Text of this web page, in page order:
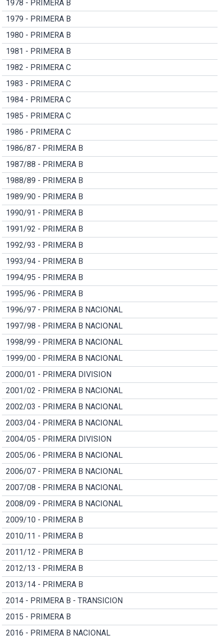
1978 - PRIMERA B
1979 - PRIMERA B
1980 - PRIMERA B
1981 - PRIMERA B
1982 - PRIMERA C
1983 - PRIMERA C
1984 - PRIMERA C
1985 - PRIMERA C
1986 - PRIMERA C
1986/87 - PRIMERA B
1987/88 - PRIMERA B
1988/89 - PRIMERA B
1989/90 - PRIMERA B
1990/91 - PRIMERA B
1991/92 - PRIMERA B
1992/93 - PRIMERA B
1993/94 - PRIMERA B
1994/95 - PRIMERA B
1995/96 - PRIMERA B
1996/97 - PRIMERA B NACIONAL
1997/98 - PRIMERA B NACIONAL
1998/99 - PRIMERA B NACIONAL
1999/00 - PRIMERA B NACIONAL
2000/01 - PRIMERA DIVISION
2001/02 - PRIMERA B NACIONAL
2002/03 - PRIMERA B NACIONAL
2003/04 - PRIMERA B NACIONAL
2004/05 - PRIMERA DIVISION
2005/06 - PRIMERA B NACIONAL
2006/07 - PRIMERA B NACIONAL
2007/08 - PRIMERA B NACIONAL
2008/09 - PRIMERA B NACIONAL
2009/10 - PRIMERA B
2010/11 - PRIMERA B
2011/12 - PRIMERA B
2012/13 - PRIMERA B
2013/14 - PRIMERA B
2014 - PRIMERA B - TRANSICION
2015 - PRIMERA B
2016 - PRIMERA B NACIONAL